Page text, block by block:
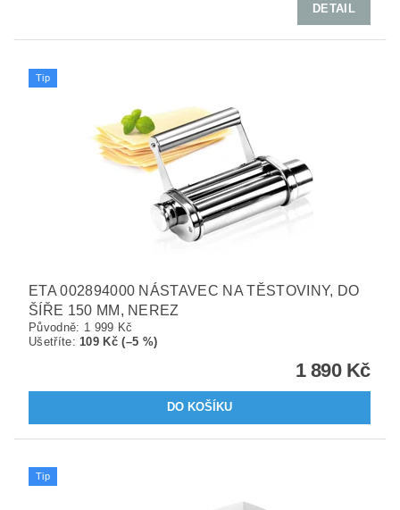
DETAIL
Tip
ETA 002894000 NÁSTAVEC NA TĚSTOVINY, DO
ŠÍŘE 150 MM, NEREZ
Původně: 1 999 Kč
Ušetříte: 109 Kč (–5 %)
1 890 Kč
Tip